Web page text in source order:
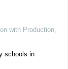
with Production,
schools in